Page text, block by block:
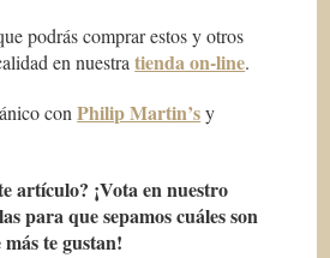
podrás comprar estos y otros
en nuestratienda on-line.
conPhilip Martin’sy
artículo? ¡Vota en nuestro
para que sepamos cuáles son
te gustan!